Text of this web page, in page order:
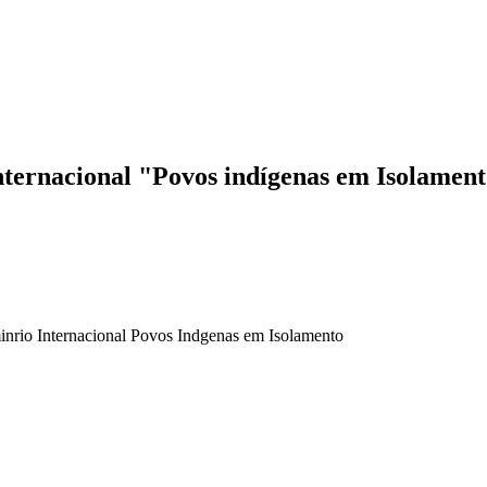
"Povos indígenas em